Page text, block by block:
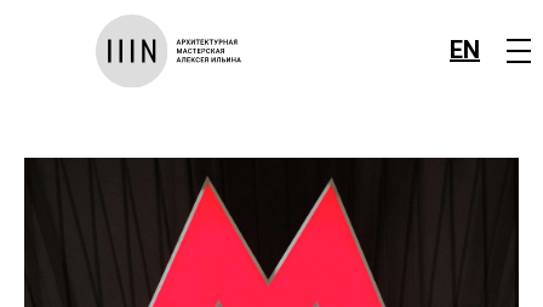
EN